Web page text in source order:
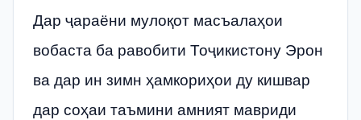
Дар ҷараёни мулоқот масъалаҳои
вобаста ба равобити Тоҷикистону Эрон
ва дар ин зимн ҳамкориҳои ду кишвар
дар соҳаи таъмини амният мавриди